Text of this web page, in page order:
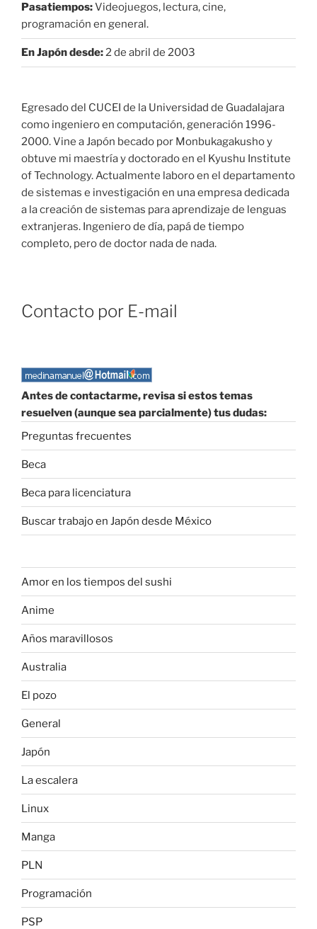
Pasatiempos:Videojuegos, lectura, cine,
programación en general.
En Japón desde:2 de abril de 2003
Egresado del CUCEI de la Universidad de Guadalajara
como ingeniero en computación, generación 1996-
2000. Vine a Japón becado por Monbukagakusho y
obtuve mi maestría y doctorado en el Kyushu Institute
of Technology. Actualmente laboro en el departamento
de sistemas e investigación en una empresa dedicada
a la creación de sistemas para aprendizaje de lenguas
extranjeras. Ingeniero de día, papá de tiempo
completo, pero de doctor nada de nada.
Contacto por E-mail
Antes de contactarme, revisa si estos temas
resuelven (aunque sea parcialmente) tus dudas:
Preguntas frecuentes
Beca
Beca para licenciatura
Buscar trabajo en Japón desde México
Amor en los tiempos del sushi
Anime
Años maravillosos
Australia
El pozo
General
Japón
La escalera
Linux
Manga
PLN
Programación
PSP